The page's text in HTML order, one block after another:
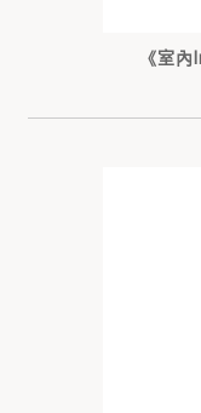
《室